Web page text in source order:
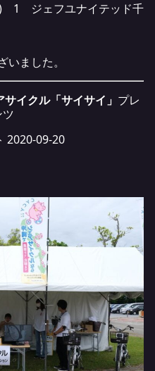
1 ジェフユナイテッド千
ました。
サイクル「サイサイ」 プレ